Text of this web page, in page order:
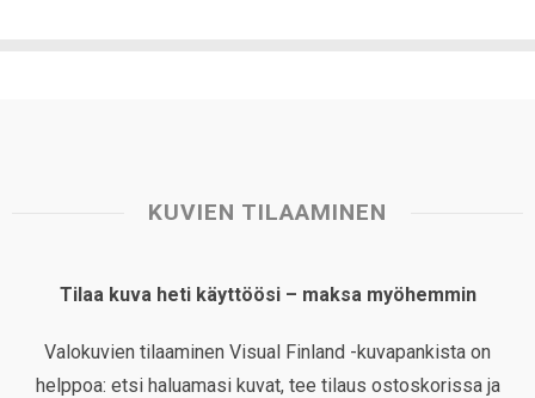
KUVIEN TILAAMINEN
Tilaa kuva heti käyttöösi – maksa myöhemmin
Valokuvien tilaaminen Visual Finland -kuvapankista on
helppoa: etsi haluamasi kuvat, tee tilaus ostoskorissa ja